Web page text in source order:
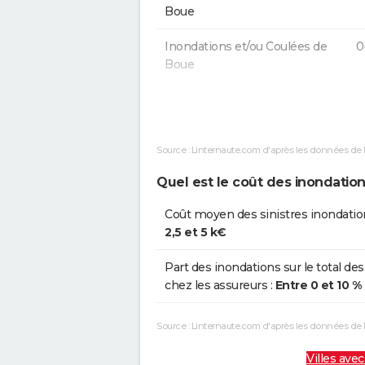
Boue
Inondations et/ou Coulées de
Boue
Inondations et/ou Coulées de
Boue
Boue
Boue
Source : Linternaute.com d'après les données de
Quel est le coût des
Coût moyen des sinistres
2,5 et 5 k€
Part des inondations sur le total
chez les assureurs : Entre 0 et 10 %
Source : Linternaute.com d'après les données de
Villes